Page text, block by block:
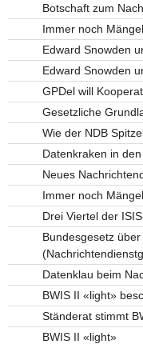
Botschaft zum
Immer noch
Edward Snowden
Edward Snowden
GPDel will
Gesetzliche
Wie der NDB
Datenkraken in
Neues
Immer noch
Drei Viertel der
Bundesgesetz
Datenklau beim
BWIS II «light»
Ständerat stimmt
BWIS II «light»